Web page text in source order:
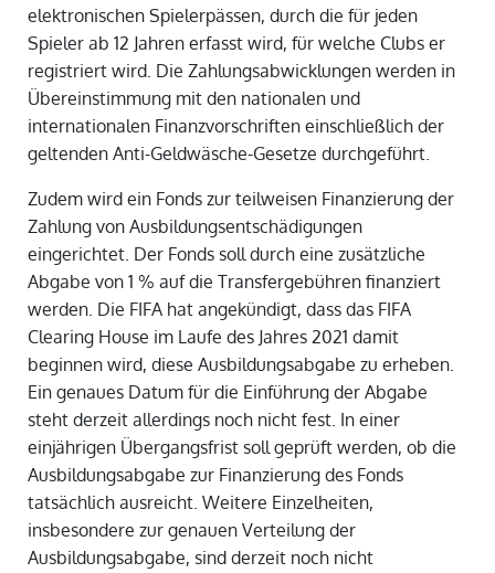
elektronischen Spielerpässen, durch die für jeden
Spieler ab 12 Jahren erfasst wird, für welche Clubs er
registriert wird. Die Zahlungsabwicklungen werden in
Übereinstimmung mit den nationalen und
internationalen Finanzvorschriften einschließlich der
geltenden Anti-Geldwäsche-Gesetze durchgeführt.
Zudem wird ein Fonds zur teilweisen Finanzierung der
Zahlung von Ausbildungsentschädigungen
eingerichtet. Der Fonds soll durch eine zusätzliche
Abgabe von 1 % auf die Transfergebühren finanziert
werden. Die FIFA hat angekündigt, dass das FIFA
Clearing House im Laufe des Jahres 2021 damit
beginnen wird, diese Ausbildungsabgabe zu erheben.
Ein genaues Datum für die Einführung der Abgabe
steht derzeit allerdings noch nicht fest. In einer
einjährigen Übergangsfrist soll geprüft werden, ob die
Ausbildungsabgabe zur Finanzierung des Fonds
tatsächlich ausreicht. Weitere Einzelheiten,
insbesondere zur genauen Verteilung der
Ausbildungsabgabe, sind derzeit noch nicht